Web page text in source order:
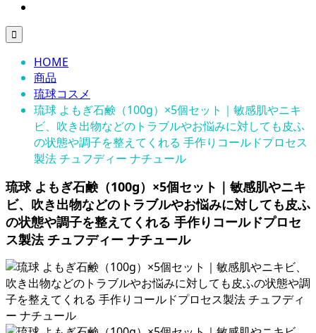

HOME
商品
琉球コスメ
琉球 よもぎ石鹸（100g）×5個セット｜敏感肌やニキ
ビ、吹き出物などのトラブルやお悩みに対しても皮ふ
の状態や調子を整えてくれる 手作りコールドプロセス
製法 チュフディー ナチュール
琉球 よもぎ石鹸（100g）×5個セット｜敏感肌やニキ
ビ、吹き出物などのトラブルやお悩みに対しても皮ふ
の状態や調子を整えてくれる 手作りコールドプロセ
ス製法 チュフディー ナチュール